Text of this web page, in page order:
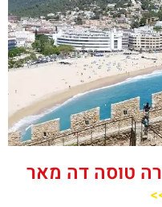
טוסה דה מאר